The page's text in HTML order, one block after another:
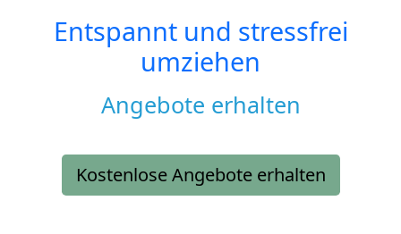
Entspannt und stressfrei
umziehen
Angebote erhalten
Kostenlose Angebote erhalten